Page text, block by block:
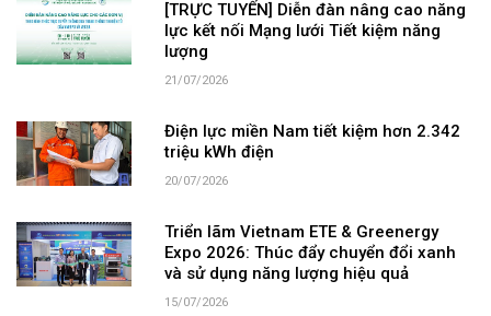
[TRỰC TUYẾN] Diễn đàn nâng cao năng
lực kết nối Mạng lưới Tiết kiệm năng
lượng
21/07/2026
Điện lực miền Nam tiết kiệm hơn 2.342
triệu kWh điện
20/07/2026
Triển lãm Vietnam ETE & Greenergy
Expo 2026: Thúc đẩy chuyển đổi xanh
và sử dụng năng lượng hiệu quả
15/07/2026